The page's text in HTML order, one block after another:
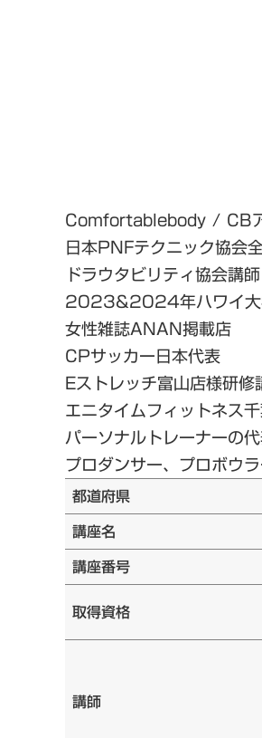
Comfortablebody / CB
日本PNFテクニック協会
ドラウタビリティ協会講師
2023&2024年ハワイ大
女性雑誌ANAN掲載店
CPサッカー日本代表
Eストレッチ富山店様研修
エニタイムフィットネス
パーソナルトレーナーの
プロダンサー、プロボウ
都道府県
講座名
講座番号
取得資格
講師